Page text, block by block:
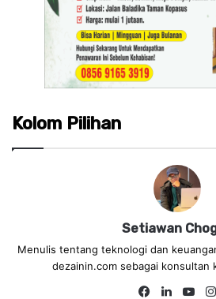
Kolom Pilihan
Setiawan
Menulis tentang teknologi dan
dezainin.com sebagai konsultan
Fa Lin Yo